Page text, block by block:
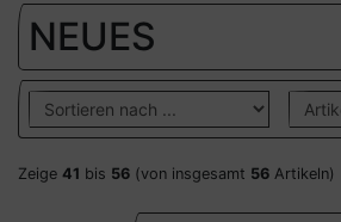
NEUES
Zeige 41 bis 56 (von insgesamt 56 Artikeln)